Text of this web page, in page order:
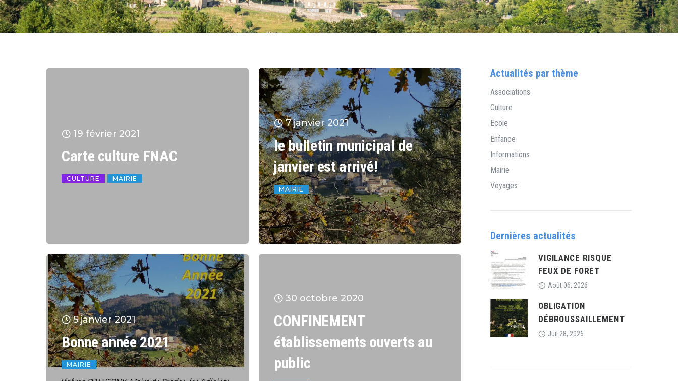
19 février 2021
Carte culture FNAC
CULTURE MAIRIE
7 janvier 2021
le bulletin municipal de
janvier est arrivé!
MAIRIE
5 janvier 2021
Bonne année 2021
MAIRIE
30 octobre 2020
CONFINEMENT
établissements ouverts au
public
Actualités par thème
Associations
Culture
Ecole
Enfance
Informations
Mairie
Voyages
Dernières actualités
VIGILANCE RISQUE
FEUX DE FORET
Août 06, 2026
OBLIGATION
DÉBROUSSAILLEMENT
Juil 28, 2026